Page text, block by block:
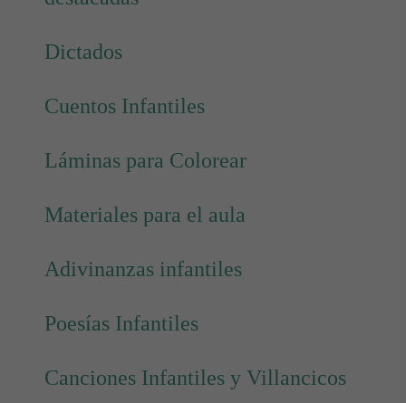
Dictados
Cuentos Infantiles
Láminas para Colorear
Materiales para el aula
Adivinanzas infantiles
Poesías Infantiles
Canciones Infantiles y Villancicos